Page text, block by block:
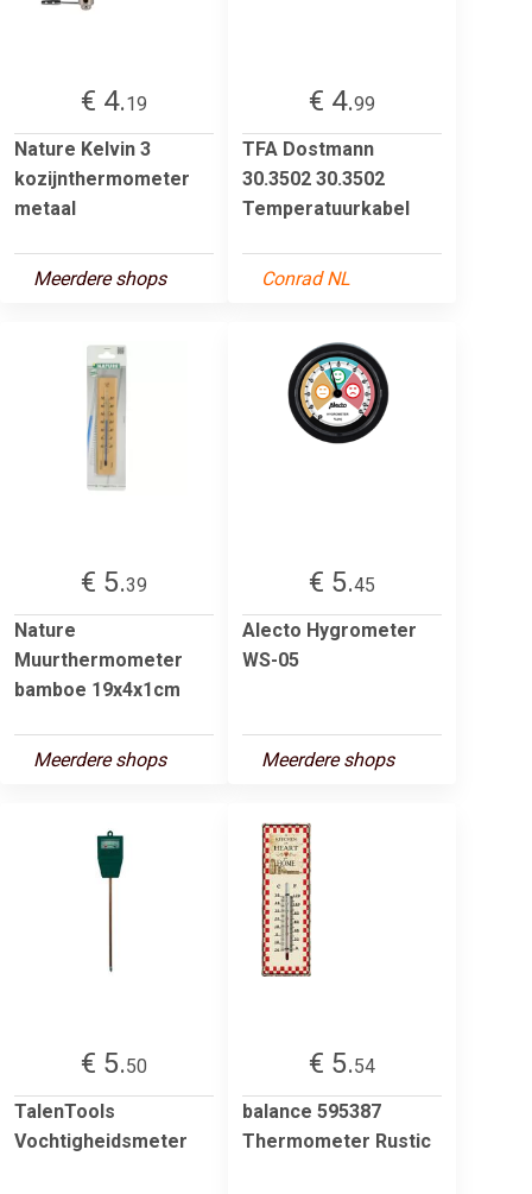
€ 4.19
Nature Kelvin 3
kozijnthermometer
metaal
Meerdere shops
€ 4.99
TFA Dostmann
30.3502 30.3502
Temperatuurkabel
Conrad NL
€ 5.39
Nature
Muurthermometer
bamboe 19x4x1cm
Meerdere shops
€ 5.45
Alecto Hygrometer
WS-05
Meerdere shops
€ 5.50
TalenTools
Vochtigheidsmeter
€ 5.54
balance 595387
Thermometer Rustic